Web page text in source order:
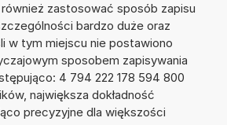
zastosować sposób zapisu
bardzo duże oraz
w tym miejscu nie postawiono
sposobem zapisywania
4 794 222 178 594 800
największa dokładność
precyzyjne dla większości